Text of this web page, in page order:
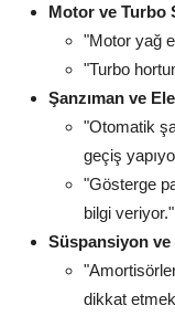
Motor ve Turbo
"Motor yağ
"Turbo
Şanzıman ve
"Otomatik
geçiş
"Gösterge
bilgi veriyor."
Süspansiyon ve
dikkat